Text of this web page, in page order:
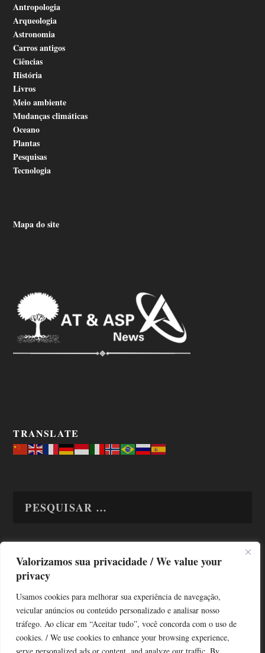
Valorizamos sua privacidade / We value your
privacy
Usamos cookies para melhorar sua experiência de navegação,
veicular anúncios ou conteúdo personalizado e analisar nosso
tráfego. Ao clicar em “Aceitar tudo”, você concorda com o uso de
cookies. / We use cookies to enhance your browsing experience,
Antropologia
Arqueologia
Astronomia
Carros antigos
Ciências
História
Livros
Meio ambiente
Mudanças climáticas
Oceano
Plantas
Pesquisas
Tecnologia
Mapa do site
TRANSLATE
TODAS OS ASSUNTOS